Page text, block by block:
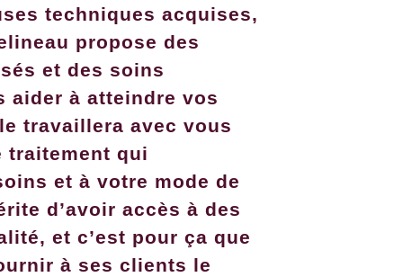
techniques acquises,
propose des
et des soins
aider à atteindre vos
travaillera avec vous
traitement qui
et à votre mode de
d’avoir accès à des
et c’est pour ça que
à ses clients le